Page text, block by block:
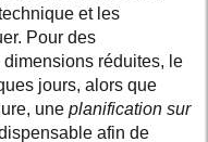
et les
Pour des
réduites, le
jours, alors que
une planification sur
afin de